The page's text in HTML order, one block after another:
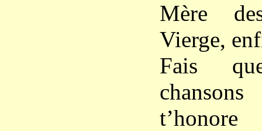
Mère
Vierge,
Fais
t’honore